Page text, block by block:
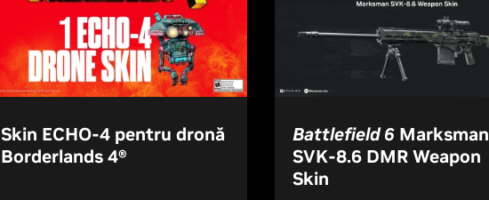
Skin ECHO-4 pentru dronă
Borderlands 4®
Battlefield 6Marksman
SVK-8.6 DMR Weapon
Skin